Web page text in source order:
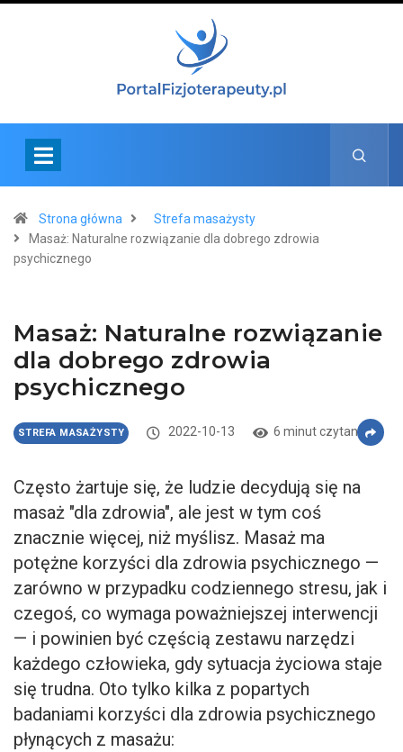
Strona główna
Strefa masażysty
Masaż: Naturalne rozwiązanie dla dobrego zdrowia
psychicznego
Masaż: Naturalne rozwiązanie
dla dobrego zdrowia
psychicznego
STREFA MASAŻYSTY 2022-10-13 6 minut czytania
Często żartuje się, że ludzie decydują się na
masaż "dla zdrowia", ale jest w tym coś
znacznie więcej, niż myślisz. Masaż ma
potężne korzyści dla zdrowia psychicznego —
zarówno w przypadku codziennego stresu, jak i
czegoś, co wymaga poważniejszej interwencji
— i powinien być częścią zestawu narzędzi
każdego człowieka, gdy sytuacja życiowa staje
się trudna. Oto tylko kilka z popartych
badaniami korzyści dla zdrowia psychicznego
płynących z masażu: